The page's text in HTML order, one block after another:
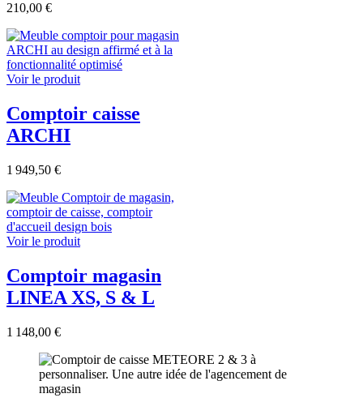
210,00 €
Voir le produit
Comptoir caisse
ARCHI
1 949,50 €
Voir le produit
Comptoir magasin
LINEA XS, S & L
1 148,00 €